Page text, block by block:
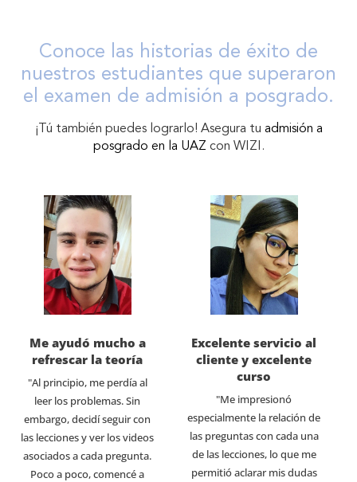
Conoce las historias de éxito de
nuestros estudiantes que superaron
el examen de admisión a posgrado.
¡Tú también puedes lograrlo! Asegura tu admisión a
posgrado en la UAZ con WIZI.
Me ayudó mucho a
refrescar la teoría
"Al principio, me perdía al
leer los problemas. Sin
embargo, decidí seguir con
las lecciones y ver los videos
asociados a cada pregunta.
Poco a poco, comencé a
Excelente servicio al
cliente y excelente
curso
"Me impresionó
especialmente la relación de
las preguntas con cada una
de las lecciones, lo que me
permitió aclarar mis dudas